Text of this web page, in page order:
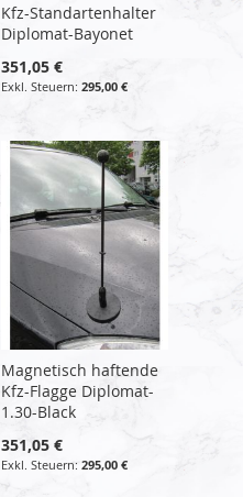
Kfz-Standartenhalter
Diplomat-Bayonet
351,05 €
295,00 €
Magnetisch haftende
Kfz-Flagge Diplomat-
1.30-Black
351,05 €
295,00 €